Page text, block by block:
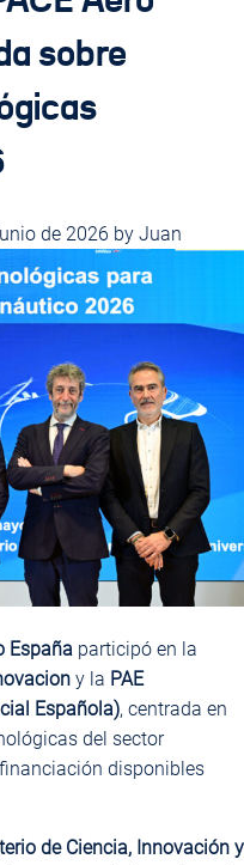
sobre
de 2026 by Juan
España participó en la
y la PAE
Española), centrada en
del sector
disponibles
de Ciencia, Innovación y